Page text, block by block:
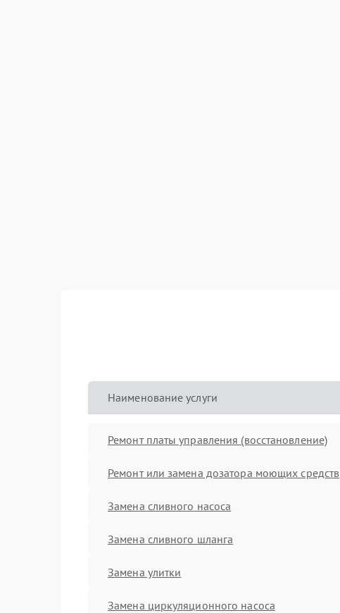
Наименование услуги
Ремонт платы управления (восстановление)
Ремонт или замена дозатора моющих средств
Замена сливного насоса
Замена сливного шланга
Замена улитки
Замена циркуляционного насоса